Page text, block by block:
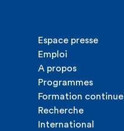
Espace presse
Emploi
A propos
Programmes
Formation continue
Recherche
International